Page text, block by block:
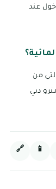
عند
من
دبي
📱
🔗